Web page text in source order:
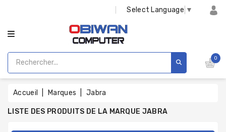
Select Language ▼
0
Accueil Marques Jabra
LISTE DES PRODUITS DE LA MARQUE JABRA